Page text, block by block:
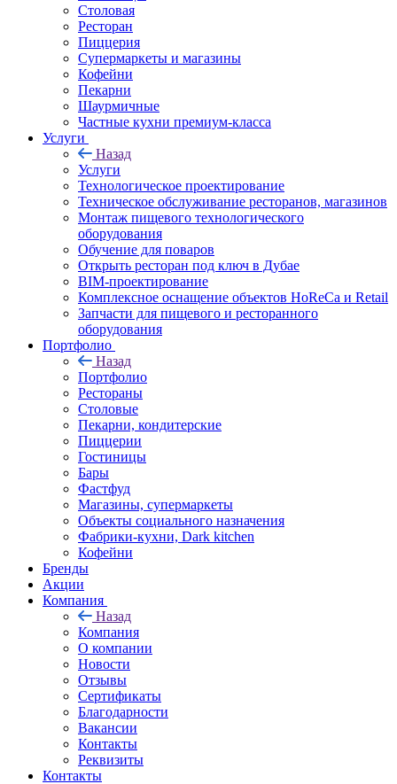
Столовая
Ресторан
Пиццерия
Супермаркеты и магазины
Кофейни
Пекарни
Шаурмичные
Частные кухни премиум-класса
Услуги
Назад
Услуги
Технологическое проектирование
Техническое обслуживание ресторанов, магазинов
Монтаж пищевого технологического
оборудования
Обучение для поваров
Открыть ресторан под ключ в Дубае
BIM-проектирование
Комплексное оснащение объектов HoReCa и Retail
Запчасти для пищевого и ресторанного
оборудования
Портфолио
Назад
Портфолио
Рестораны
Столовые
Пекарни, кондитерские
Пиццерии
Гостиницы
Бары
Фастфуд
Магазины, супермаркеты
Объекты социального назначения
Фабрики-кухни, Dark kitchen
Кофейни
Бренды
Акции
Компания
Назад
Компания
О компании
Новости
Отзывы
Сертификаты
Благодарности
Вакансии
Контакты
Реквизиты
Контакты